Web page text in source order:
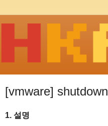
[vmware] shutdown
1. 설명